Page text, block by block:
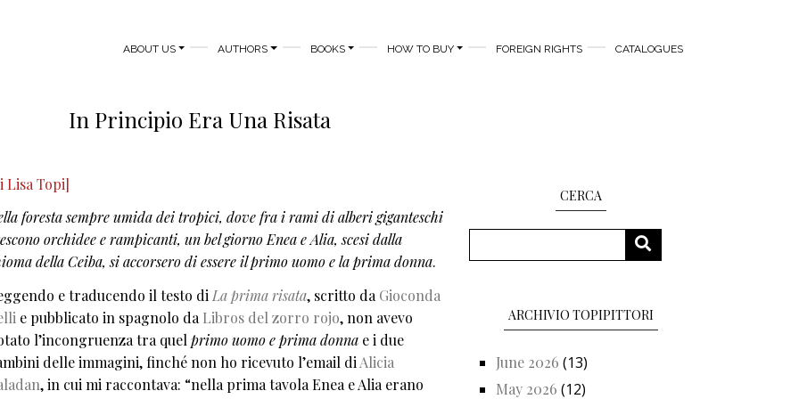
MAIN NAVIGATION
ABOUT US AUTHORS BOOKS HOW TO BUY FOREIGN RIGHTS CATALOGUES
In Principio Era Una Risata
Lisa Topi]
foresta sempre umida dei tropici, dove fra i rami di alberi giganteschi
orchidee e rampicanti, un bel giorno Enea e Alia, scesi dalla
della Ceiba, si accorsero di essere il primo uomo e la prima donna.
e traducendo il testo di La prima risata, scritto da Gioconda
e pubblicato in spagnolo da Libros del zorro rojo, non avevo
l’incongruenza tra quel primo uomo e prima donna e i due
delle immagini, finché non ho ricevuto l’email di Alicia
, in cui mi raccontava: “nella prima tavola Enea e Alia erano
CERCA
SEARCH
ARCHIVIO TOPIPITTORI
June 2026 (13)
May 2026 (12)